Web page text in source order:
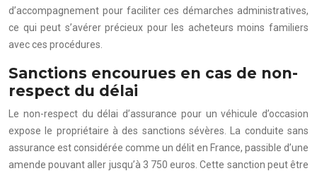
d’accompagnement pour faciliter ces démarches administratives,
ce qui peut s’avérer précieux pour les acheteurs moins familiers
avec ces procédures.
Sanctions encourues en cas de non-
respect du délai
Le non-respect du délai d’assurance pour un véhicule d’occasion
expose le propriétaire à des sanctions sévères. La conduite sans
assurance est considérée comme un délit en France, passible d’une
amende pouvant aller jusqu’à 3 750 euros. Cette sanction peut être